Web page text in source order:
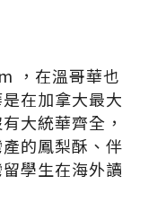
，在溫哥華也
在加拿大最大
大統華齊全，
的鳳梨酥、伴
學生在海外讀